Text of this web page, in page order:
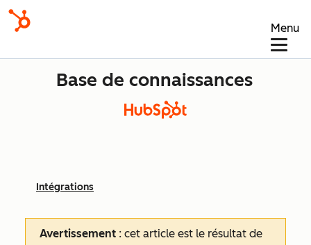
Menu
Base de connaissances
Intégrations
Avertissement : cet article est le résultat de